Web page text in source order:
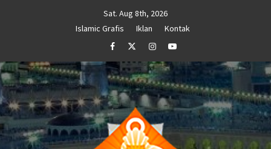
Sat. Aug 8th, 2026
Islamic Grafis
Iklan
Kontak
FacebookTwitterInstagramYoutube